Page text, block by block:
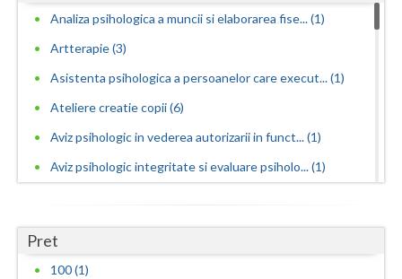
Analiza psihologica a muncii si elaborarea fise... (1)
Artterapie (3)
Asistenta psihologica a persoanelor care execut... (1)
Ateliere creatie copii (6)
Aviz psihologic in vederea autorizarii in funct... (1)
Aviz psihologic integritate si evaluare psiholo... (1)
Aviz psihologic pentru incadrarea in grad de ha... (5)
Aviz psihologic pentru liceu - evaluare psiholo... (2)
Pret
100 (1)